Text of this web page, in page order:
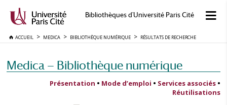
Bibliothèques d'Université Paris Cité
ACCUEIL MEDICA BIBLIOTHÈQUE NUMÉRIQUE RÉSULTATS DE RECHERCHE
Medica — Bibliothèque numérique
Présentation • Mode d’emploi • Services associés •
Réutilisations